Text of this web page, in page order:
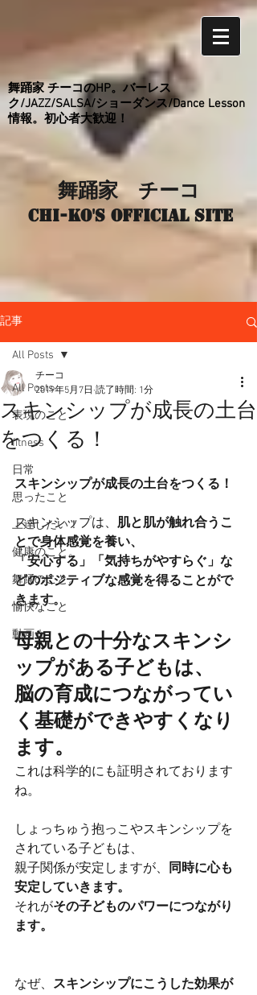
舞踊家 チーコのHP。バーレス
ク/JAZZ/SALSA/ショーダンス/Dance Lesson
情報。初心者大歓迎！
舞踊家 チーコ
Chi-ko's Official site
記事
All Posts
表現のこと
fitness
日常
思ったこと
上達したい！
健康のこと。
舞踊のこと。
愉快なこと
動画☆
All Posts
スキンシップが成長の土台
をつくる！
チーコ
2019年5月7日 読了時間: 1分
スキンシップが成長の土台をつくる！
スキンシップは、 肌と肌が触れ合うこ
とで身体感覚を養い、
「安心する」「気持ちがやすらぐ」な
どのポジティブな感覚を得ることがで
きます。
母親との十分なスキンシ
ップがある子どもは、
脳の育成につながってい
く基礎ができやすくなり
ます。
これは科学的にも証明されております
ね。
しょっちゅう抱っこやスキンシップを
されている子どもは、
親子関係が安定しますが、
同時に心も
安定していきます。
それがその子どものパワーにつながり
ます。
なぜ、 スキンシップにこうした効果が